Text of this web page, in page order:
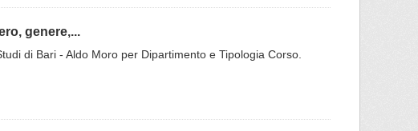
genere,...
di Bari - Aldo Moro per Dipartimento e Tipologia Corso.